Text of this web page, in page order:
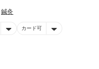
鍼灸
カード可